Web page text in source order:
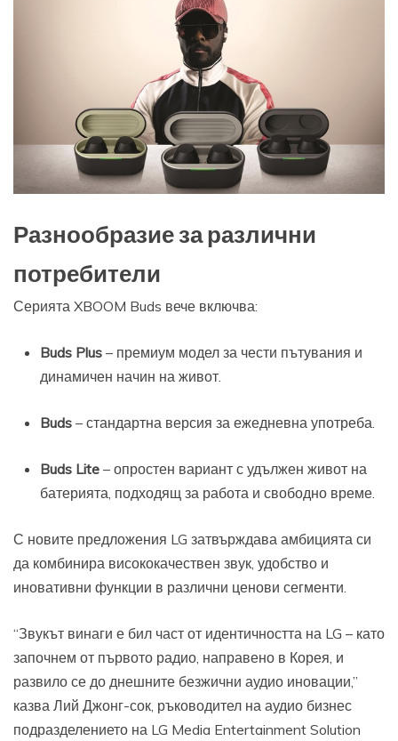
Разнообразие за различни
потребители
Серията XBOOM Buds вече включва:
Buds Plus – премиум модел за чести пътувания и
динамичен начин на живот.
Buds – стандартна версия за ежедневна употреба.
Buds Lite – опростен вариант с удължен живот на
батерията, подходящ за работа и свободно време.
С новите предложения LG затвърждава амбицията си
да комбинира висококачествен звук, удобство и
иновативни функции в различни ценови сегменти.
“Звукът винаги е бил част от идентичността на LG – като
започнем от първото радио, направено в Корея, и
развило се до днешните безжични аудио иновации,”
казва Лий Джонг-сок, ръководител на аудио бизнес
подразделението на LG Media Entertainment Solution